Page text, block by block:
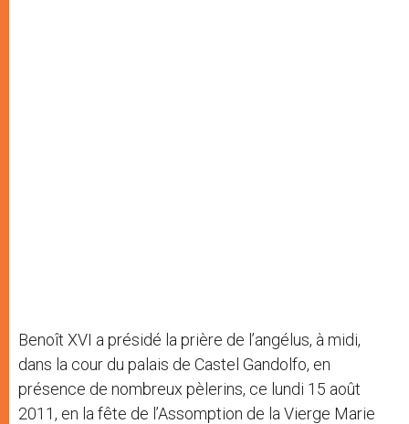
Benoît XVI a présidé la prière de l’angélus, à midi,
dans la cour du palais de Castel Gandolfo, en
présence de nombreux pèlerins, ce lundi 15 août
2011, en la fête de l’Assomption de la Vierge Marie